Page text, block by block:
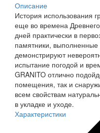
Описание
История использования
еще во времена
дней практически в
памятники, выполненные
демонстрируют
испытание погодой и
GRANITO отлично
помещения, так и
всем свойствам
в укладке и уходе.
Характеристики